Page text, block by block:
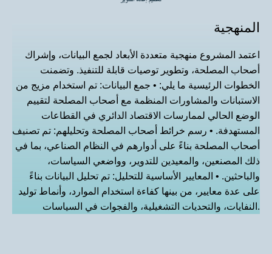
المنهجية
اعتمد المشروع منهجية متعددة الأبعاد لجمع البيانات، وإشراك
أصحاب المصلحة، وتطوير توصيات قابلة للتنفيذ. وتضمنت
الخطوات الرئيسية ما يلي: • جمع البيانات: تم استخدام مزيج من
الاستبانات والمشاورات المنظمة مع أصحاب المصلحة لتقييم
الوضع الحالي لممارسات الاقتصاد الدائري في القطاعات
المستهدفة. • رسم خرائط أصحاب المصلحة وتحليلهم: تم تصنيف
أصحاب المصلحة بناءً على أدوارهم في النظام الصناعي، بما في
ذلك المصنعين، والمعيدين للتدوير، وواضعي السياسات،
والباحثين. • المعايير الأساسية للتحليل: تم تحليل البيانات بناءً
على عدة معايير، من بينها كفاءة استخدام الموارد، وأنماط توليد
النفايات، والتحديات التشغيلية، والفجوات في السياسات.